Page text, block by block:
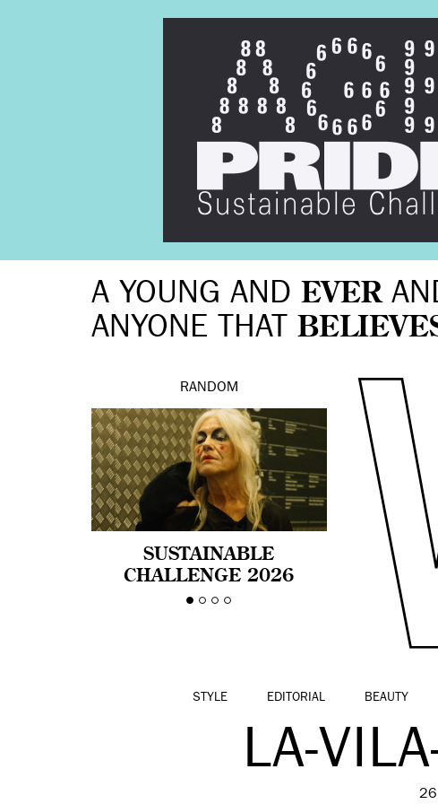
A YOUNG AND EVER
ANYONE THAT
RANDOM
SUSTAINABLE
CHALLENGE 2026
CELEBRA LA
STYLE EDITORIAL BEAUTY
LA-